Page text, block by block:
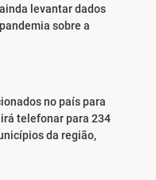
levantar dados
sobre a
no país para
telefonar para 234
da região,